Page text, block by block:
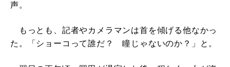
声。
もっとも、記者やカメラマンは首を傾げる他なかっ
た。「ショーコって誰だ？ 瞳じゃないのか？」と。